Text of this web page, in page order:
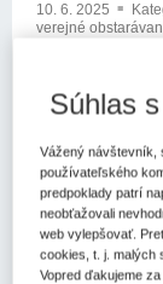
10. 6. 2025
verejné
xxxxxxxxx
xxxxx xxx
xxxxxxxxxxx
xxxxxxxxxxxxx
Úrad pre verejné
Súhlas
Vážený návštevník,
používateľského
predpoklady patrí
neobťažovali
web vylepšovať.
cookies, t. j. malých
Vopred ďakujeme